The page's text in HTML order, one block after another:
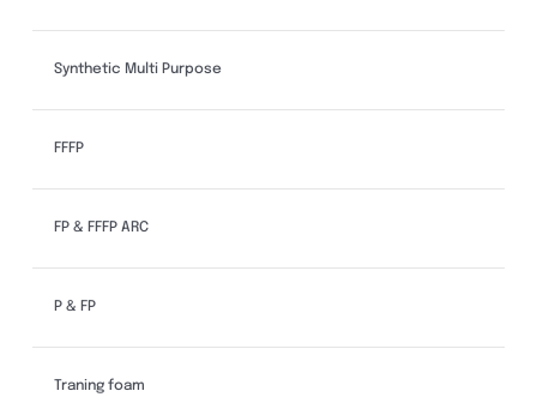
Synthetic Multi Purpose
FFFP
FP & FFFP ARC
P & FP
Traning foam